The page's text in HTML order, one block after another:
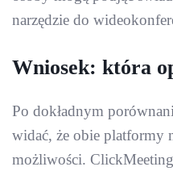
narzędzie do
Wniosek: która
Po dokładnym
widać, że obie platformy
możliwości.